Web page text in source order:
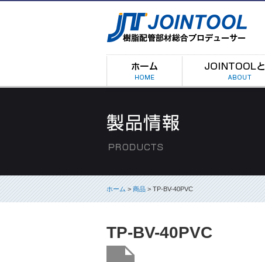
ホーム>商品> TP-BV-40PVC
TP-BV-40PVC